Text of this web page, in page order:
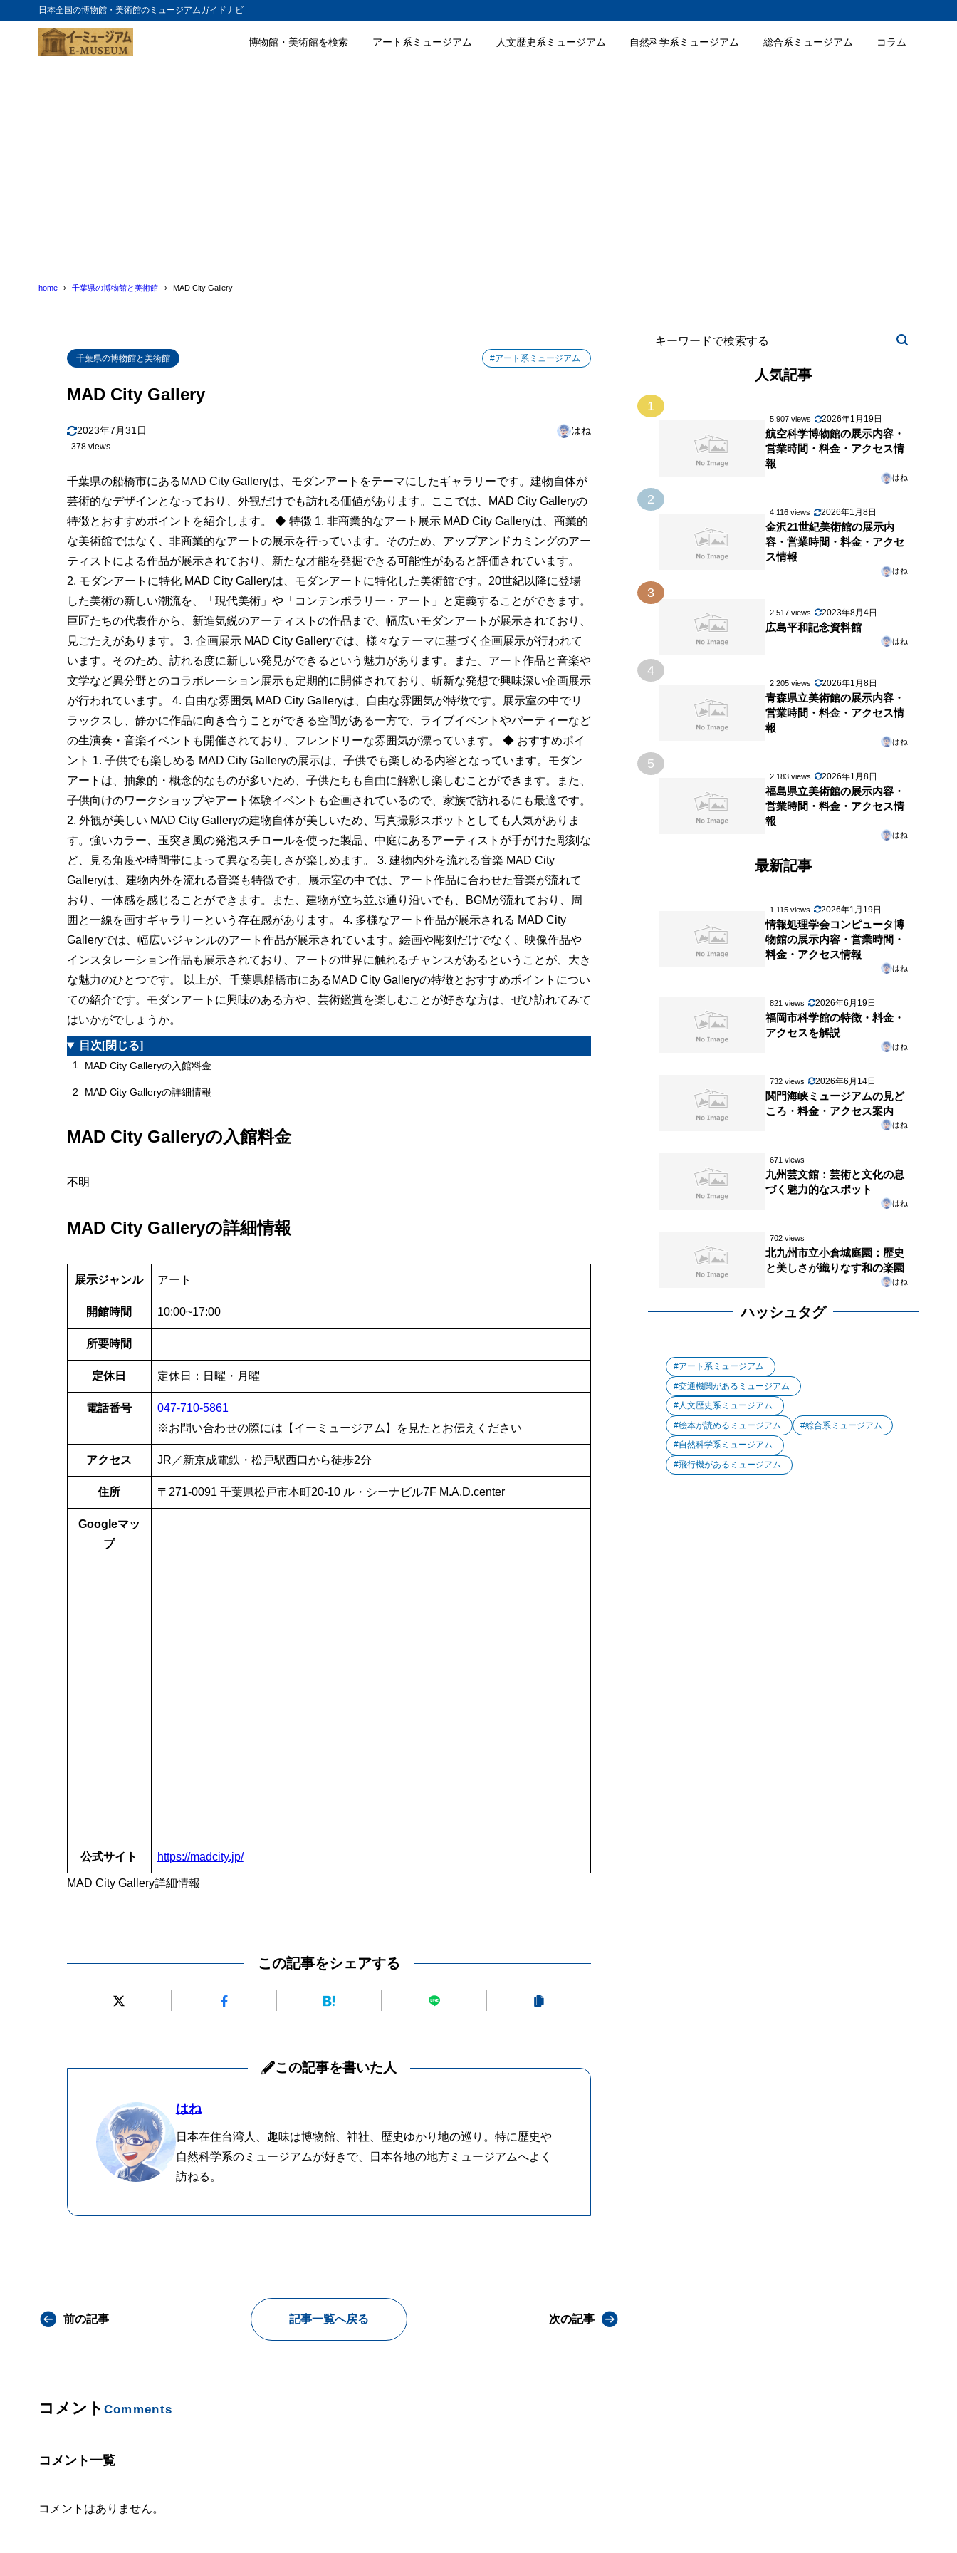
日本全国の博物館・美術館のミュージアムガイドナビ
博物館・美術館を検索 アート系ミュージアム 人文歴史系ミュージアム 自然科学系ミュージアム 総合系ミュージアム コラム
home 千葉県の博物館と美術館 MAD City Gallery
千葉県の博物館と美術館 #アート系ミュージアム
MAD City Gallery
2023年7月31日 はね
378 views
千葉県の船橋市にあるMAD City Galleryは、モダンアートをテーマにしたギャラリーです。建物自体が
芸術的なデザインとなっており、外観だけでも訪れる価値があります。ここでは、MAD City Galleryの
特徴とおすすめポイントを紹介します。 ◆ 特徴 1. 非商業的なアート展示 MAD City Galleryは、商業的
な美術館ではなく、非商業的なアートの展示を行っています。そのため、アップアンドカミングのアー
ティストによる作品が展示されており、新たな才能を発掘できる可能性があると評価されています。
2. モダンアートに特化 MAD City Galleryは、モダンアートに特化した美術館です。20世紀以降に登場
した美術の新しい潮流を、「現代美術」や「コンテンポラリー・アート」と定義することができます。
巨匠たちの代表作から、新進気鋭のアーティストの作品まで、幅広いモダンアートが展示されており、
見ごたえがあります。 3. 企画展示 MAD City Galleryでは、様々なテーマに基づく企画展示が行われて
います。そのため、訪れる度に新しい発見ができるという魅力があります。また、アート作品と音楽や
文学など異分野とのコラボレーション展示も定期的に開催されており、斬新な発想で興味深い企画展示
が行われています。 4. 自由な雰囲気 MAD City Galleryは、自由な雰囲気が特徴です。展示室の中でリ
ラックスし、静かに作品に向き合うことができる空間がある一方で、ライブイベントやパーティーなど
の生演奏・音楽イベントも開催されており、フレンドリーな雰囲気が漂っています。 ◆ おすすめポイ
ント 1. 子供でも楽しめる MAD City Galleryの展示は、子供でも楽しめる内容となっています。モダン
アートは、抽象的・概念的なものが多いため、子供たちも自由に解釈し楽しむことができます。また、
子供向けのワークショップやアート体験イベントも企画されているので、家族で訪れるにも最適です。
2. 外観が美しい MAD City Galleryの建物自体が美しいため、写真撮影スポットとしても人気がありま
す。強いカラー、玉突き風の発泡スチロールを使った製品、中庭にあるアーティストが手がけた彫刻な
ど、見る角度や時間帯によって異なる美しさが楽しめます。 3. 建物内外を流れる音楽 MAD City
Galleryは、建物内外を流れる音楽も特徴です。展示室の中では、アート作品に合わせた音楽が流れて
おり、一体感を感じることができます。また、建物が立ち並ぶ通り沿いでも、BGMが流れており、周
囲と一線を画すギャラリーという存在感があります。 4. 多様なアート作品が展示される MAD City
Galleryでは、幅広いジャンルのアート作品が展示されています。絵画や彫刻だけでなく、映像作品や
インスタレーション作品も展示されており、アートの世界に触れるチャンスがあるということが、大き
な魅力のひとつです。 以上が、千葉県船橋市にあるMAD City Galleryの特徴とおすすめポイントについ
ての紹介です。モダンアートに興味のある方や、芸術鑑賞を楽しむことが好きな方は、ぜひ訪れてみて
はいかがでしょうか。
目次 [閉じる]
1 MAD City Galleryの入館料金
2 MAD City Galleryの詳細情報
MAD City Galleryの入館料金
不明
MAD City Galleryの詳細情報
展示ジャンル アート
開館時間 10:00~17:00
所要時間
定休日 定休日：日曜・月曜
電話番号
047-710-5861
※お問い合わせの際には【イーミュージアム】を見たとお伝えください
アクセス JR／新京成電鉄・松戸駅西口から徒歩2分
住所 〒271-0091 千葉県松戸市本町20-10 ル・シーナビル7F M.A.D.center
Googleマッ
プ
公式サイト https://madcity.jp/
MAD City Gallery詳細情報
この記事をシェアする
この記事を書いた人
はね
日本在住台湾人、趣味は博物館、神社、歴史ゆかり地の巡り。特に歴史や
自然科学系のミュージアムが好きで、日本各地の地方ミュージアムへよく
訪ねる。
前の記事 記事一覧へ戻る 次の記事
コメント Comments
コメント一覧
コメントはありません。
人気記事
1
5,907 views 2026年1月19日
航空科学博物館の展示内容・
営業時間・料金・アクセス情
報
はね
2
4,116 views 2026年1月8日
金沢21世紀美術館の展示内
容・営業時間・料金・アクセ
ス情報
はね
3
2,517 views 2023年8月4日
広島平和記念資料館
はね
4
2,205 views 2026年1月8日
青森県立美術館の展示内容・
営業時間・料金・アクセス情
報
はね
5
2,183 views 2026年1月8日
福島県立美術館の展示内容・
営業時間・料金・アクセス情
報
はね
最新記事
1,115 views 2026年1月19日
情報処理学会コンピュータ博
物館の展示内容・営業時間・
料金・アクセス情報
はね
821 views 2026年6月19日
福岡市科学館の特徴・料金・
アクセスを解説
はね
732 views 2026年6月14日
関門海峡ミュージアムの見ど
ころ・料金・アクセス案内
はね
671 views
九州芸文館：芸術と文化の息
づく魅力的なスポット
はね
702 views
北九州市立小倉城庭園：歴史
と美しさが織りなす和の楽園
はね
ハッシュタグ
アート系ミュージアム
交通機関があるミュージアム
人文歴史系ミュージアム
絵本が読めるミュージアム
総合系ミュージアム
自然科学系ミュージアム
飛行機があるミュージアム
目次